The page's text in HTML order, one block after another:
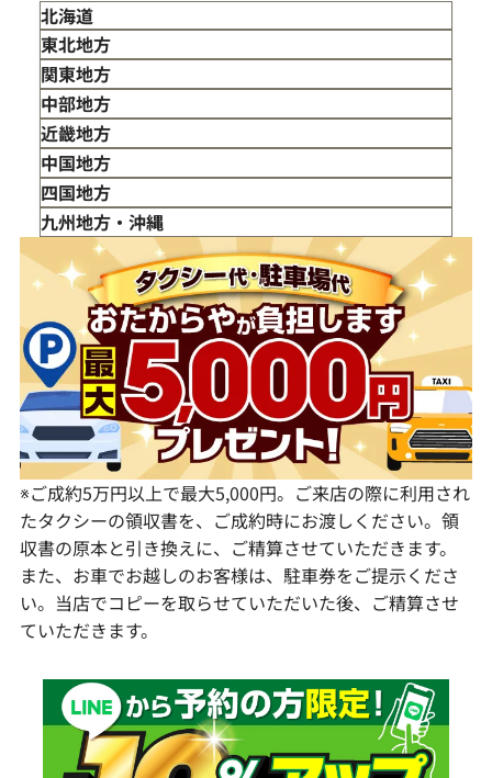
北海道
東北地方
青森県
岩手県
宮城県
秋田県
山形県
福島県
関東地方
東京都
神奈川県
埼玉県
千葉県
茨城県
栃木県
群馬県
中部地方
新潟県
富山県
石川県
山梨県
長野県
岐阜県
静岡県
愛知県
近畿地方
三重県
滋賀県
京都府
大阪府
兵庫県
奈良県
和歌山県
中国地方
鳥取県
島根県
岡山県
広島県
山口県
四国地方
徳島県
香川県
愛媛県
九州地方・沖縄
福岡県
佐賀県
長崎県
熊本県
大分県
宮崎県
鹿児島県
※ご成約5万円以上で最大5,000円。ご来店の際に利用され
たタクシーの領収書を、ご成約時にお渡しください。領
収書の原本と引き換えに、ご精算させていただきます。
また、お車でお越しのお客様は、駐車券をご提示くださ
い。当店でコピーを取らせていただいた後、ご精算させ
ていただきます。